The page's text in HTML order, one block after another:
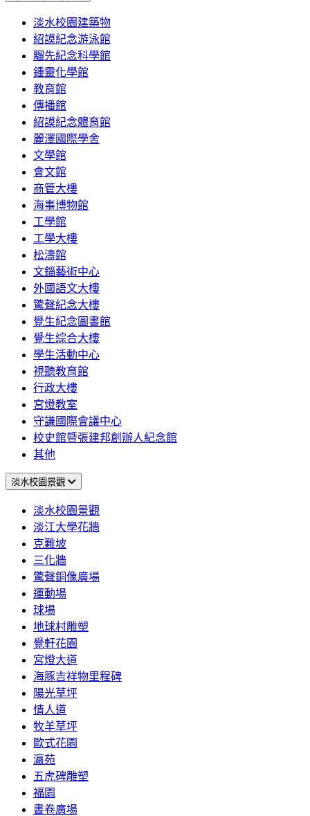
淡水校園建築物
紹謨紀念游泳館
騮先紀念科學館
鍾靈化學館
教育館
傳播館
紹謨紀念體育館
麗澤國際學舍
文學館
會文館
商管大樓
海事博物館
工學館
工學大樓
松濤館
文錙藝術中心
外國語文大樓
驚聲紀念大樓
覺生紀念圖書館
覺生綜合大樓
學生活動中心
視聽教育館
行政大樓
宮燈教室
守謙國際會議中心
校史館暨張建邦創辦人紀念館
其他
淡水校園景觀
淡水校園景觀
淡江大學花牆
克難坡
三化牆
驚聲銅像廣場
運動場
球場
地球村雕塑
覺軒花園
宮燈大道
海豚吉祥物里程碑
陽光草坪
情人道
牧羊草坪
歐式花園
瀛苑
五虎碑雕塑
福園
書卷廣場